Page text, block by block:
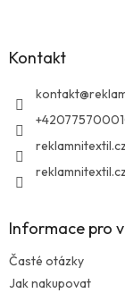
Kontakt
kontakt@
reklamnitextil.cz
reklamnitextil.cz
Informace pro
Časté otázky
Jak nakupovat